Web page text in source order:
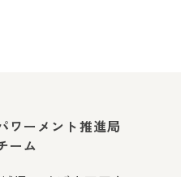
ワーメント推進局
ーム